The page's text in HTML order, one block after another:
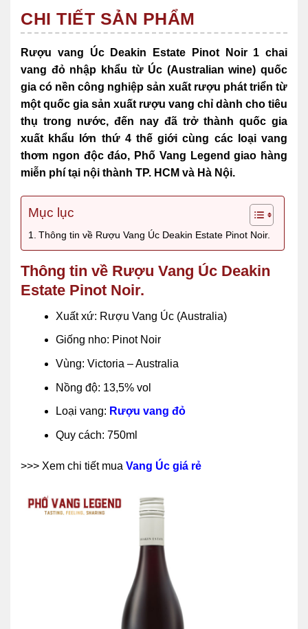
CHI TIẾT SẢN PHẨM
Rượu vang Úc Deakin Estate Pinot Noir 1 chai
vang đỏ nhập khẩu từ Úc (Australian wine) quốc
gia có nền công nghiệp sản xuất rượu phát triển từ
một quốc gia sản xuất rượu vang chỉ dành cho tiêu
thụ trong nước, đến nay đã trở thành quốc gia
xuất khẩu lớn thứ 4 thế giới cùng các
loại vang
thơm ngon độc đáo, Phố Vang Legend giao hàng
miễn phí tại nội thành TP. HCM và Hà Nội.
Mục lục
Thông tin về Rượu Vang Úc Deakin Estate Pinot Noir.
Thông tin về Rượu Vang Úc Deakin
Estate Pinot Noir.
Xuất xứ: Rượu Vang Úc (Australia)
Giống nho: Pinot Noir
Vùng: Victoria – Australia
Nồng độ: 13,5% vol
Loại vang: Rượu vang đỏ
Quy cách: 750ml
>>> Xem chi tiết mua Vang Úc giá rẻ